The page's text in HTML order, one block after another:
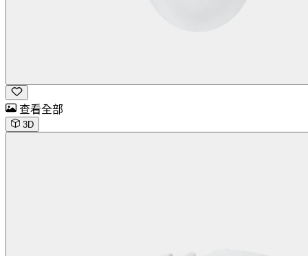
查看全部
3D